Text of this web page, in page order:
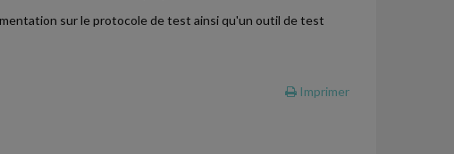
sur le protocole de test ainsi qu'un outil de test
Imprimer